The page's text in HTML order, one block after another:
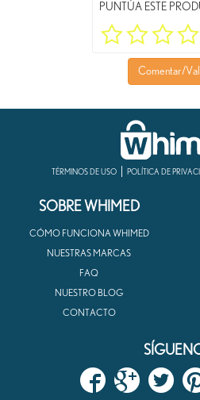
PUNTÚA ESTE
Comentar/
TÉRMINOS DE USO POLÍTICA DE
SOBRE WHIMED
CÓMO FUNCIONA WHIMED
NUESTRAS MARCAS
FAQ
NUESTRO BLOG
CONTACTO